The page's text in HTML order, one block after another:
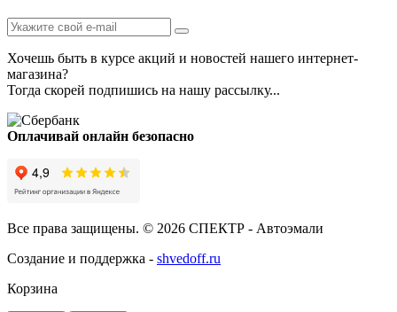
Хочешь быть в курсе акций и новостей нашего интернет-
магазина?
Тогда скорей подпишись на нашу рассылку...
Оплачивай онлайн безопасно
Все права защищены. © 2026 СПЕКТР - Автоэмали
Создание и поддержка - shvedoff.ru
Корзина